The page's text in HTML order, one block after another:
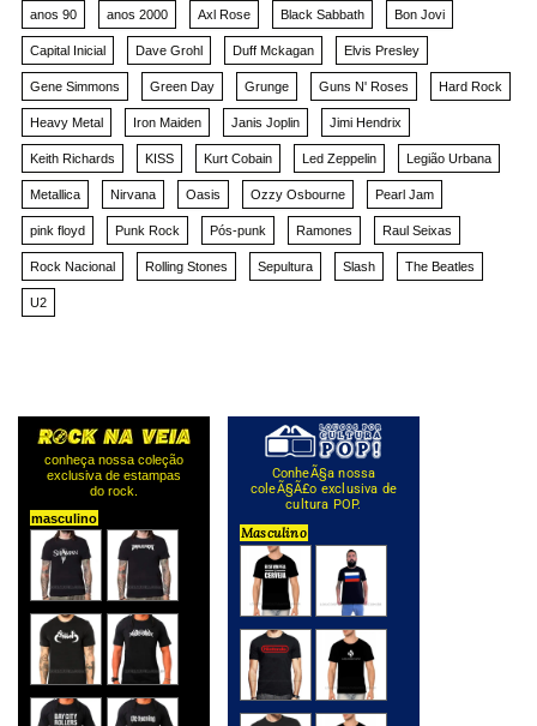
anos 90 anos 2000 Axl Rose Black Sabbath Bon Jovi
Capital Inicial Dave Grohl Duff Mckagan Elvis Presley
Gene Simmons Green Day Grunge Guns N' Roses Hard Rock
Heavy Metal Iron Maiden Janis Joplin Jimi Hendrix
Keith Richards KISS Kurt Cobain Led Zeppelin Legião Urbana
Metallica Nirvana Oasis Ozzy Osbourne Pearl Jam
pink floyd Punk Rock Pós-punk Ramones Raul Seixas
Rock Nacional Rolling Stones Sepultura Slash The Beatles
U2